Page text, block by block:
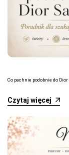
Co pachnie podobnie do
Czytaj więcej